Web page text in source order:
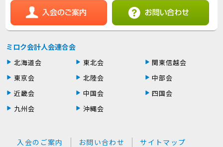
ミロク会計人会連合会
北海道会 東北会
関東信越会
東京会
北陸会
中部会
近畿会
中国会
四国会
九州会
沖縄会
入会のご案内 お問い合わせ サイトマップ